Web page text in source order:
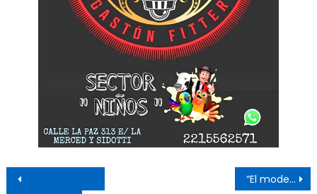
Navegación de entradas “El modelo kirchnerista en la ciudad de Ensenada dio resultado”